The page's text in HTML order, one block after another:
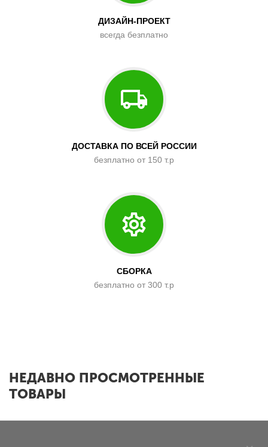
ДИЗАЙН-ПРОЕКТ
всегда безплатно
ДОСТАВКА ПО ВСЕЙ РОССИИ
безплатно от 150 т.р
СБОРКА
безплатно от 300 т.р
НЕДАВНО ПРОСМОТРЕННЫЕ
ТОВАРЫ